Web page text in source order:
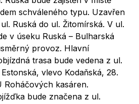
schváleného typu. Uzavřen
Ruská do ul. Žitomírská. V ul.
v úseku Ruská – Bulharská
provoz. Hlavní
trasa bude vedena z ul.
vlevo Kodaňská, 28.
Roháčových kasáren.
bude značena z ul.